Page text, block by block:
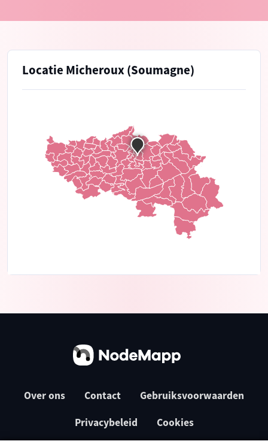
Locatie Micheroux (Soumagne)
Over ons Contact Gebruiksvoorwaarden
Privacybeleid Cookies